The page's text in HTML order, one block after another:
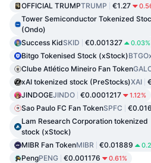
OFFICIAL TRUMPTRUMP €1.27
Tower Semiconductor Tokenized
(Ondo)
Success KidSKID €0.001327 0.03%
Bitgo Tokenised Stock (xStock)
Clube Atlético Mineiro Fan Token
xAI tokenized stock (PreStocks)XAI
JINDOGEJINDO €0.0001217 1.12%
Sao Paulo FC Fan TokenSPFC
Lam Research Corporation tokenized
stock (xStock)
MIBR Fan TokenMIBR €0.01889
PengPENG €0.001176 0.61%